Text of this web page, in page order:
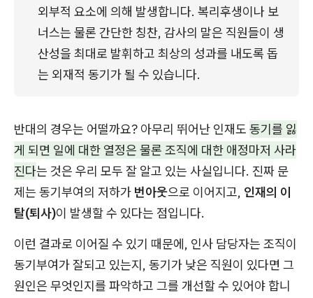
외부적 요소에 의해 발생합니다. 복리후생이나 보
너스는 물론 간단한 칭찬, 감사의 말은 직원들이 생
산성을 최대로 발휘하고 최상의 성과를 내도록 돕
는 외재적 동기가 될 수 있습니다.
반대의 경우는 어떨까요? 아무리 뛰어난 인재도 동기를 잃
게 되면 일에 대한 열정은 물론 조직에 대한 애정마저 사라
진다는 것은 우리 모두 잘 알고 있는 사실입니다. 진짜 문
제는 동기부여의 저하가 번아웃으로 이어지고, 인재의 이
탈(퇴사)이 발생할 수 있다는 점입니다.
이런 결과로 이어질 수 있기 때문에, 인사 담당자는 조직이
동기부여가 잘되고 있는지, 동기가 낮은 직원이 있다면 그
원인은 무엇인지를 파악하고 그를 개선할 수 있어야 합니